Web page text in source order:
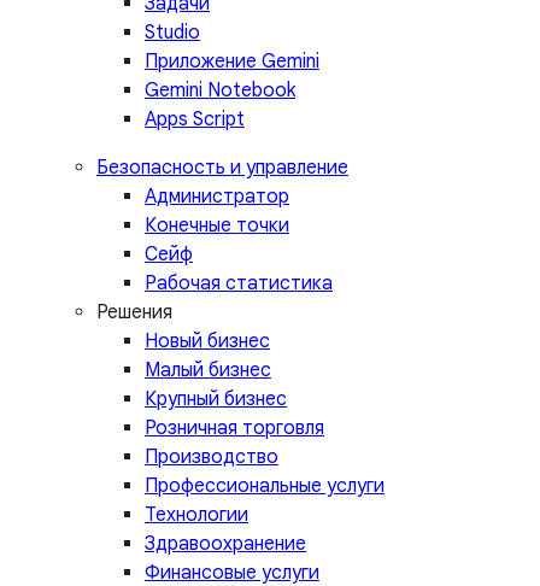
Studio
Приложение Gemini
Gemini Notebook
Apps Script
Безопасность и управление
Администратор
Конечные точки
Сейф
Рабочая статистика
Решения
Новый бизнес
Малый бизнес
Крупный бизнес
Розничная торговля
Производство
Профессиональные услуги
Технологии
Здравоохранение
Финансовые услуги